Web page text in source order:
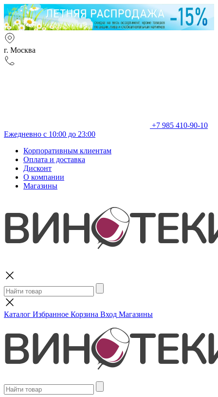
г. Москва
+7 985 410-90-10
Ежедневно с 10:00 до 23:00
Корпоративным клиентам
Оплата и доставка
Дисконт
О компании
Магазины
Каталог Избранное Корзина Вход Магазины